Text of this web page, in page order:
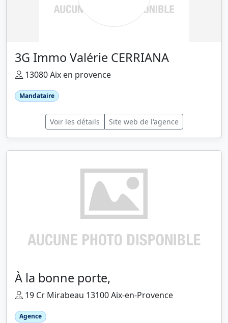
3G Immo Valérie CERRIANA
13080 Aix en provence
Mandataire
Voir les détails Site web de l'agence
À la bonne porte,
19 Cr Mirabeau 13100 Aix-en-Provence
Agence